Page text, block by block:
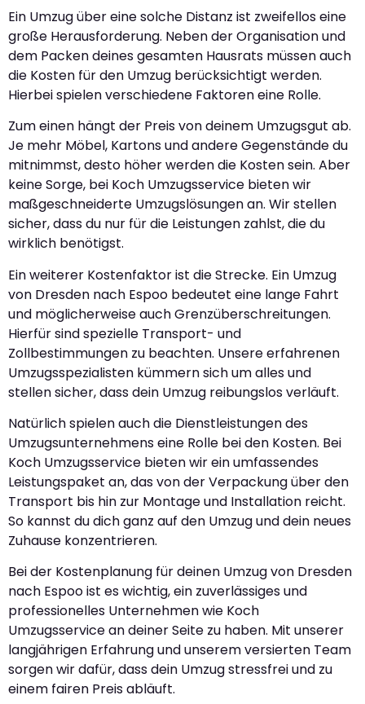
Ein Umzug über eine solche Distanz ist zweifellos eine
große Herausforderung. Neben der Organisation und
dem Packen deines gesamten Hausrats müssen auch
die Kosten für den Umzug berücksichtigt werden.
Hierbei spielen verschiedene Faktoren eine Rolle.
Zum einen hängt der Preis von deinem Umzugsgut ab.
Je mehr Möbel, Kartons und andere Gegenstände du
mitnimmst, desto höher werden die Kosten sein. Aber
keine Sorge, bei Koch Umzugsservice bieten wir
maßgeschneiderte Umzugslösungen an. Wir stellen
sicher, dass du nur für die Leistungen zahlst, die du
wirklich benötigst.
Ein weiterer Kostenfaktor ist die Strecke. Ein Umzug
von Dresden nach Espoo bedeutet eine lange Fahrt
und möglicherweise auch Grenzüberschreitungen.
Hierfür sind spezielle Transport- und
Zollbestimmungen zu beachten. Unsere erfahrenen
Umzugsspezialisten kümmern sich um alles und
stellen sicher, dass dein Umzug reibungslos verläuft.
Natürlich spielen auch die Dienstleistungen des
Umzugsunternehmens eine Rolle bei den Kosten. Bei
Koch Umzugsservice bieten wir ein umfassendes
Leistungspaket an, das von der Verpackung über den
Transport bis hin zur Montage und Installation reicht.
So kannst du dich ganz auf den Umzug und dein neues
Zuhause konzentrieren.
Bei der Kostenplanung für deinen Umzug von Dresden
nach Espoo ist es wichtig, ein zuverlässiges und
professionelles Unternehmen wie Koch
Umzugsservice an deiner Seite zu haben. Mit unserer
langjährigen Erfahrung und unserem versierten Team
sorgen wir dafür, dass dein Umzug stressfrei und zu
einem fairen Preis abläuft.